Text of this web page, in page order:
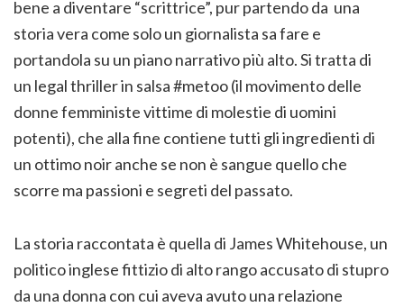
bene a diventare “scrittrice”, pur partendo da una
storia vera come solo un giornalista sa fare e
portandola su un piano narrativo più alto. Si tratta di
un legal thriller in salsa #metoo (il movimento delle
donne femministe vittime di molestie di uomini
potenti), che alla fine contiene tutti gli ingredienti di
un ottimo noir anche se non è sangue quello che
scorre ma passioni e segreti del passato.
La storia raccontata è quella di James Whitehouse, un
politico inglese fittizio di alto rango accusato di stupro
da una donna con cui aveva avuto una relazione